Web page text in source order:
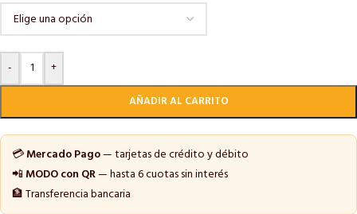
-
+
AÑADIR AL CARRITO
💳Mercado Pago— tarjetas de crédito y débito
📲MODO con QR— hasta 6 cuotas sin interés
🏦 Transferencia bancaria